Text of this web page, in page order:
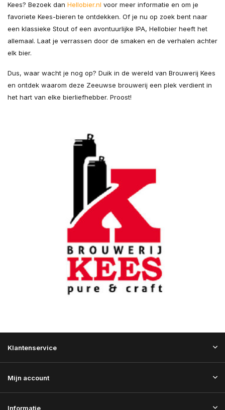
Kees? Bezoek dan Hellobier.nl voor meer informatie en om je
favoriete Kees-bieren te ontdekken. Of je nu op zoek bent naar
een klassieke Stout of een avontuurlijke IPA, Hellobier heeft het
allemaal. Laat je verrassen door de smaken en de verhalen achter
elk bier.
Dus, waar wacht je nog op? Duik in de wereld van Brouwerij Kees
en ontdek waarom deze Zeeuwse brouwerij een plek verdient in
het hart van elke bierliefhebber. Proost!
Klantenservice
Mijn account
Informatie